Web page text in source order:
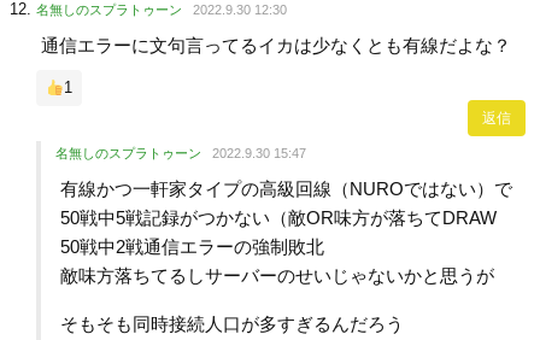
名無しのスプラトゥーン 2022.9.30 12:30
通信エラーに文句言ってるイカは少なくとも有線だよな？
1
返信
名無しのスプラトゥーン 2022.9.30 15:47
有線かつ一軒家タイプの高級回線（NUROではない）で
50戦中5戦記録がつかない（敵OR味方が落ちてDRAW
50戦中2戦通信エラーの強制敗北
敵味方落ちてるしサーバーのせいじゃないかと思うが
そもそも同時接続人口が多すぎるんだろう